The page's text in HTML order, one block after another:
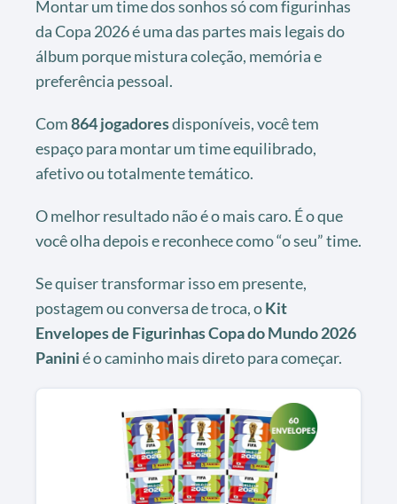
Montar um time dos sonhos só com figurinhas
da Copa 2026 é uma das partes mais legais do
álbum porque mistura coleção, memória e
preferência pessoal.
Com864 jogadoresdisponíveis, você tem
espaço para montar um time equilibrado,
afetivo ou totalmente temático.
O melhor resultado não é o mais caro. É o que
você olha depois e reconhece como “o seu” time.
Se quiser transformar isso em presente,
postagem ou conversa de troca, oKit
Envelopes de Figurinhas Copa do Mundo 2026
Paninié o caminho mais direto para começar.